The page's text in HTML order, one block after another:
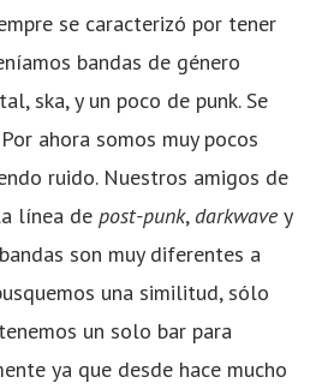
se caracterizó por tener
bandas de género
ska, y un poco de punk. Se
ahora somos muy pocos
ruido. Nuestros amigos de
línea de post-punk, darkwave y
son muy diferentes a
una similitud, sólo
un solo bar para
ya que desde hace mucho